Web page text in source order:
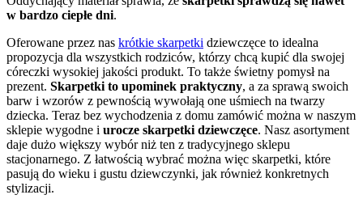
w bardzo ciepłe dni.
Oferowane przez nas krótkie skarpetki dziewczęce to idealna
propozycja dla wszystkich rodziców, którzy chcą kupić dla swojej
córeczki wysokiej jakości produkt. To także świetny pomysł na
prezent. Skarpetki to upominek praktyczny, a za sprawą swoich
barw i wzorów z pewnością wywołają one uśmiech na twarzy
dziecka. Teraz bez wychodzenia z domu zamówić można w naszym
sklepie wygodne i urocze skarpetki dziewczęce. Nasz asortyment
daje dużo większy wybór niż ten z tradycyjnego sklepu
stacjonarnego. Z łatwością wybrać można więc skarpetki, które
pasują do wieku i gustu dziewczynki, jak również konkretnych
stylizacji.